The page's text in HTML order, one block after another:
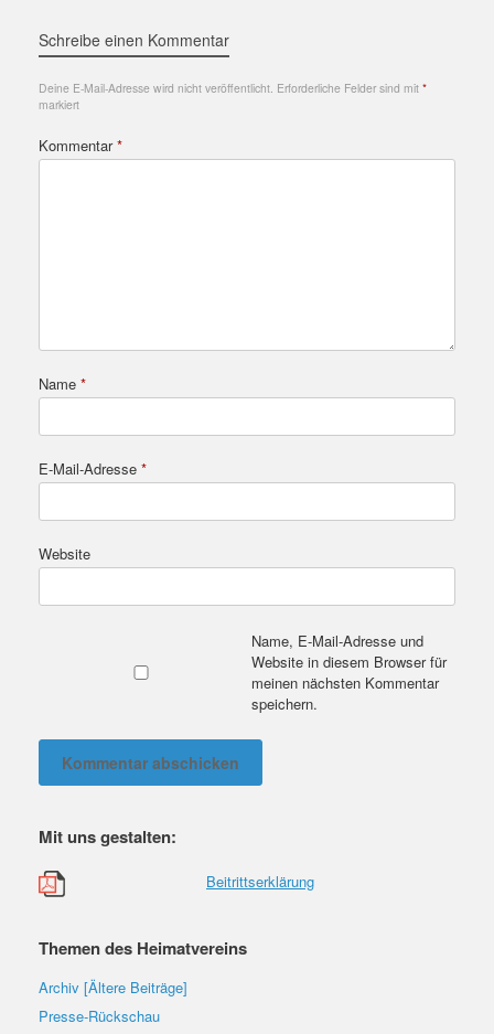
Schreibe einen Kommentar
Deine E-Mail-Adresse wird nicht veröffentlicht. Erforderliche Felder sind mit *
markiert
Kommentar*
Name *
E-Mail-Adresse *
Website
Name, E-Mail-Adresse und
Website in diesem Browser für
meinen nächsten Kommentar
speichern.
Mit uns gestalten:
Beitrittserklärung
Themen des Heimatvereins
Archiv [Ältere Beiträge]
Presse-Rückschau